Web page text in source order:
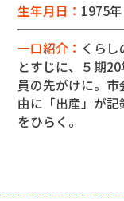
生年月日： 1975
一口紹介： くら
とすじに、５期
員の先がけに。
由に「出産」が
をひらく。